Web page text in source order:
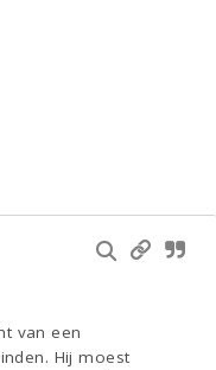
van een
Hij moest